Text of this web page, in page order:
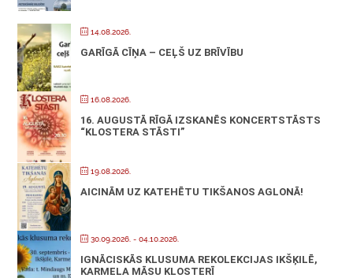
14.08.2026.
GARĪGĀ CĪŅA – CEĻŠ UZ BRĪVĪBU
16.08.2026.
16. AUGUSTĀ RĪGĀ IZSKANĒS KONCERTSTĀSTS
“KLOSTERA STĀSTI”
19.08.2026.
AICINĀM UZ KATEHĒTU TIKŠANOS AGLONĀ!
30.09.2026. - 04.10.2026.
IGNĀCISKĀS KLUSUMA REKOLEKCIJAS IKŠĶILĒ,
KARMELA MĀSU KLOSTERĪ